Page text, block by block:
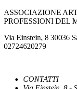
COMUNICAZIONI DI
DALL'INTELLIGENZA
ASSOCIAZIONE
PROFESSIONI DEL
Via Einstein, 8 30036
02724620279
CONTATTI